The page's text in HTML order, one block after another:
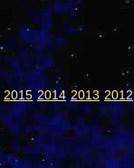
2015 2014 2013 2012